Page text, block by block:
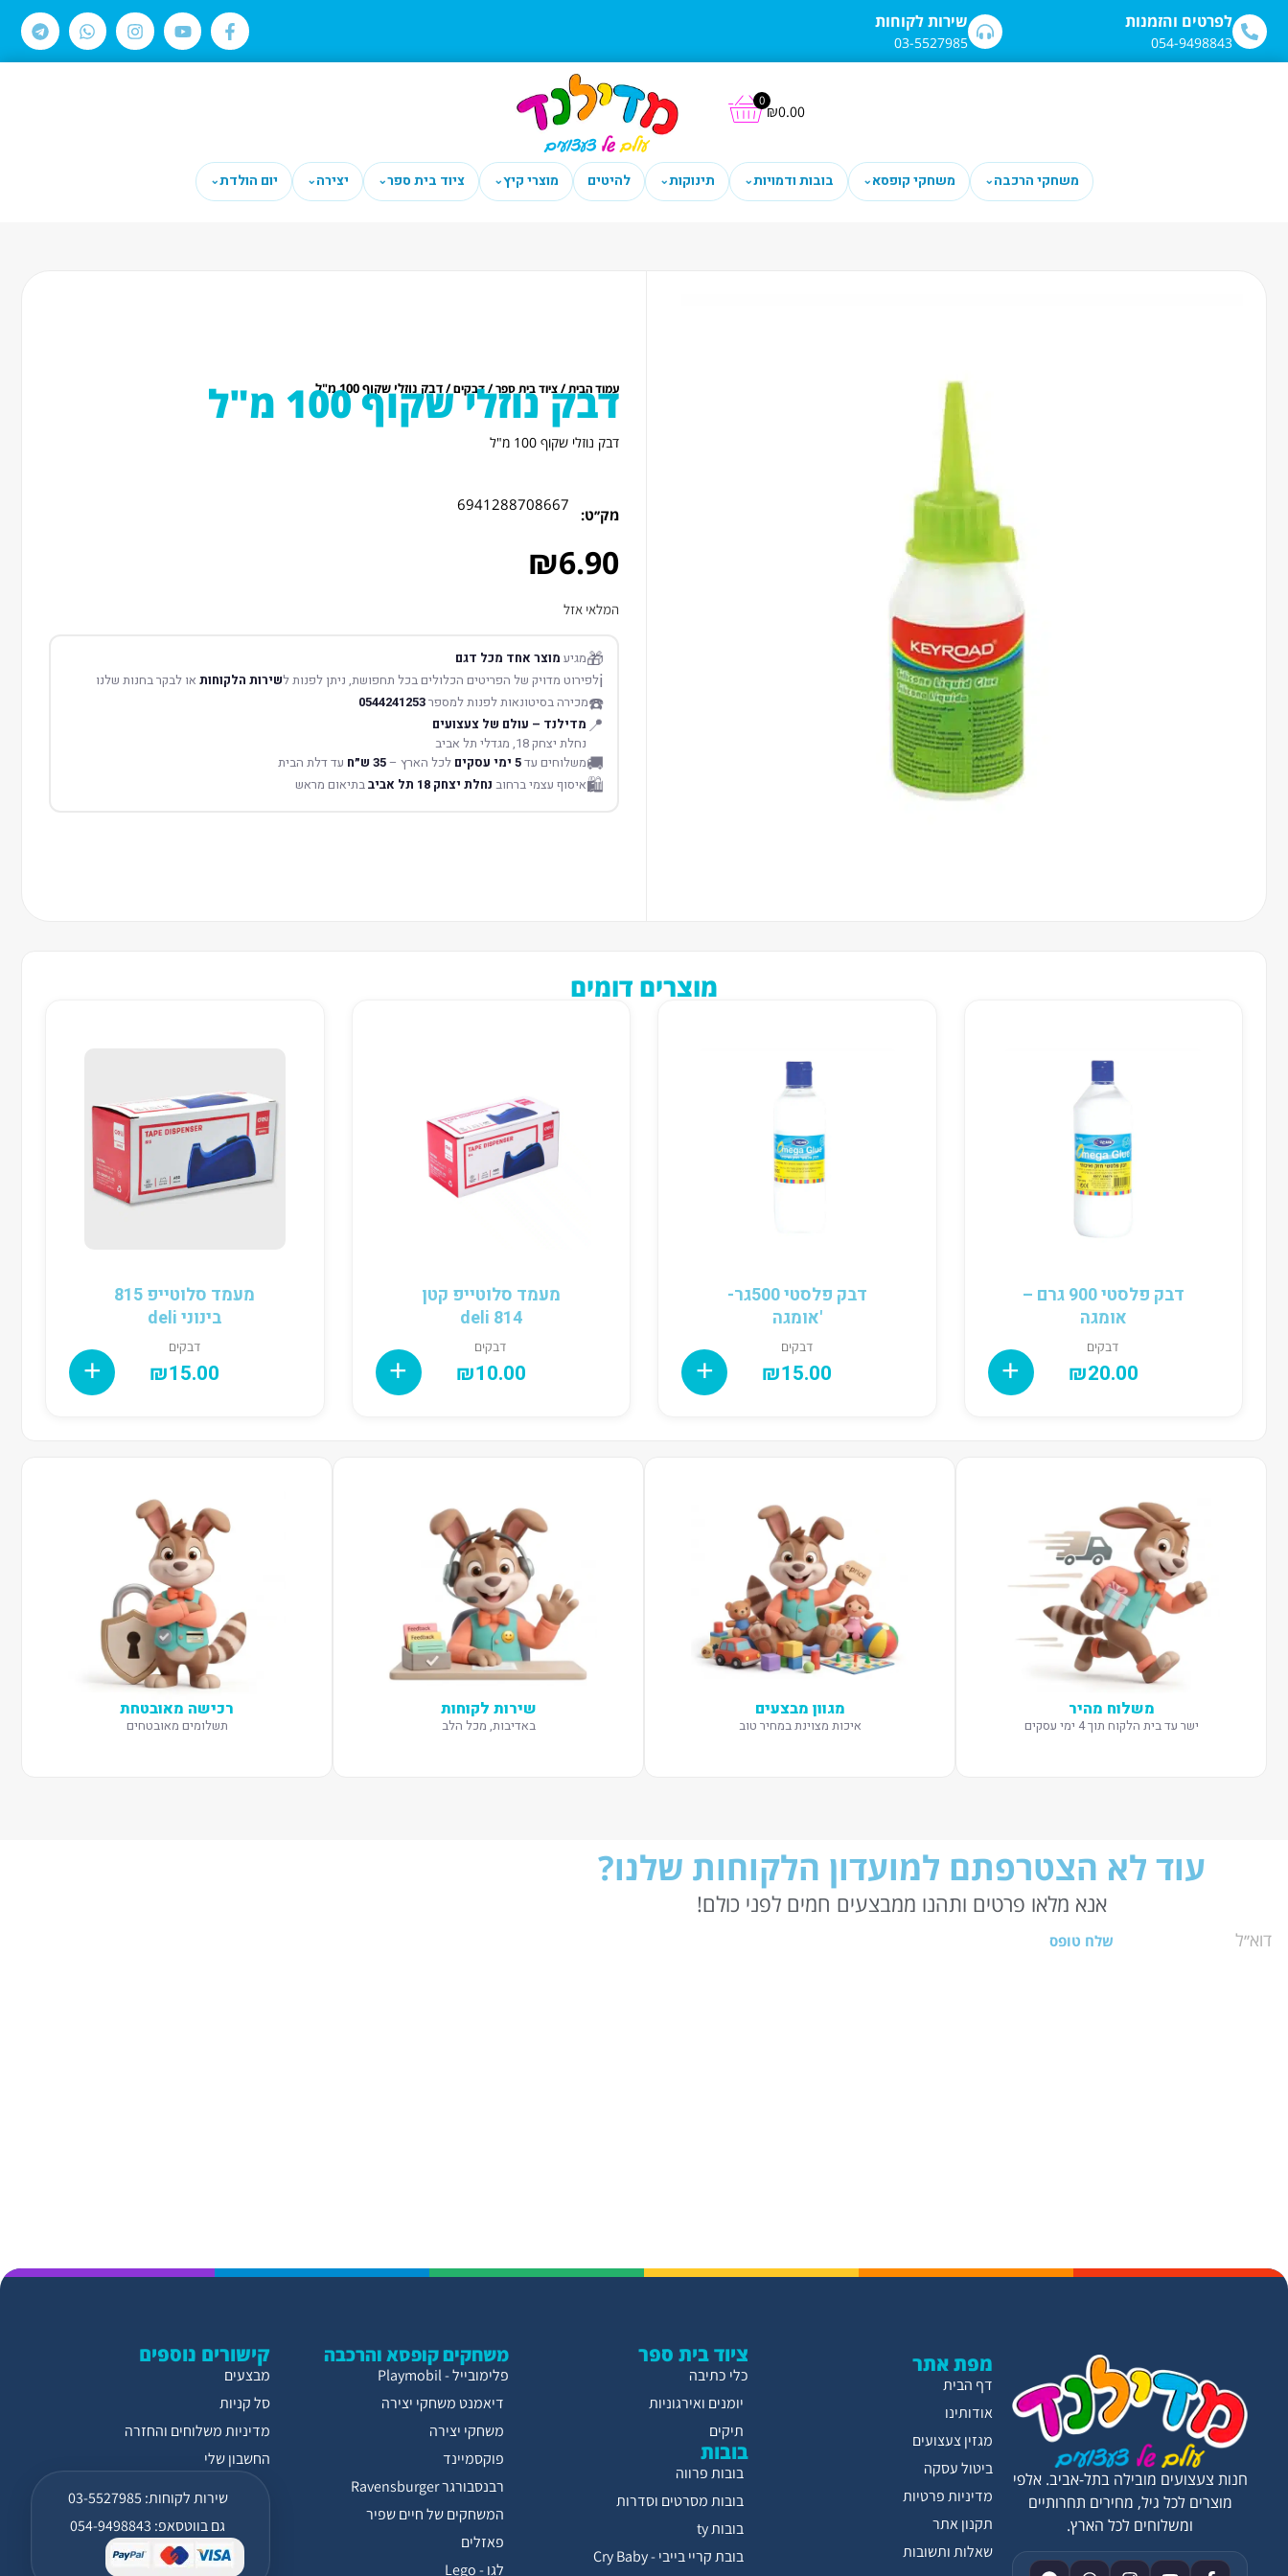
לתוכן שירות לקוחות
03-5527985
לפרטים והזמנות
054-9498843
₪0.00
0
משחקי הרכבה⌄ משחקי קופסא⌄ בובות ודמויות⌄ תינוקות⌄ להיטים מוצרי קיץ⌄ ציוד בית ספר⌄ יצירה⌄ יום הולדת⌄
עמוד הבית/ציוד בית ספר/דבקים/ דבק נוזלי שקוף 100 מ"ל
דבק נוזלי שקוף 100 מ"ל
דבק נוזלי שקוף 100 מ"ל
מק׳׳ט:
6941288708667
₪6.90
המלאי אזל
🎁מגיע מוצר אחד מכל דגם
ℹ️לפירוט מדויק של הפריטים הכלולים בכל תחפושת, ניתן לפנות לשירות הלקוחותאו לבקר בחנות שלנו
☎️מכירה בסיטונאות לפנות למספר0544241253
📍 מדילנד – עולם של צעצועים
נחלת יצחק 18, מגדלי תל אביב
🚚משלוחים עד5 ימי עסקים לכל הארץ –35 ש״ח עד דלת הבית
🛍️איסוף עצמי ברחוב נחלת יצחק 18 תל אביב בתיאום מראש
מוצרים דומים
דבק פלסטי 900 גרם –
אומגה
דבקים
₪20.00
דבק פלסטי 500גר-
'אומגה
דבקים
₪15.00
מעמד סלוטייפ קטן
deli 814
דבקים
₪10.00
מעמד סלוטייפ 815
בינוני deli
דבקים
₪15.00
משלוח מהיר
ישר עד בית הלקוח תוך 4 ימי עסקים
מגוון מבצעים
איכות מצוינת במחיר טוב
שירות לקוחות
באדיבות, מכל הלב
רכישה מאובטחת
תשלומים מאובטחים
עוד לא הצטרפתם למועדון הלקוחות שלנו?
אנא מלאו פרטים ותהנו ממבצעים חמים לפני כולם!
שלח טופס
קישורים נוספים
מבצעים
סל קניות
מדיניות משלוחים והחזרה
החשבון שלי
שירות לקוחות: 03-5527985
גם בווטסאפ: 054-9498843
משחקים קופסא והרכבה
פלימובייל - Playmobil
דיאמנט משחקי יצירה
משחקי יצירה
פוקסמיינד
רבנסבורגר Ravensburger
המשחקים של חיים שפיר
פאזלים
לגו - Lego
ציוד בית ספר
כלי כתיבה
יומנים ואירגוניות
תיקים
בובות
בובות פרווה
בובות מסרטים וסדרות
בובות ty
בובת קריי בייבי - Cry Baby
מפת אתר
דף הבית
אודותינו
מגזין צעצועים
ביטול עסקה
מדיניות פרטיות
תקנון אתר
שאלות ותשובות
חנות צעצועים מובילה בתל-אביב. אלפי
מוצרים לכל גיל, מחירים תחרותיים
ומשלוחים לכל הארץ.